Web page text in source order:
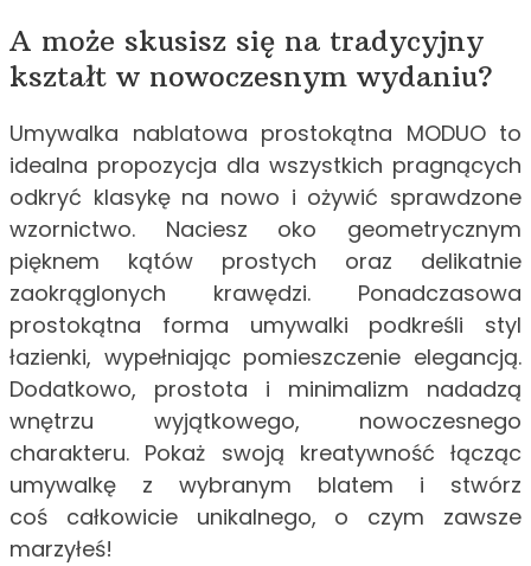
A może skusisz się na tradycyjny
kształt w nowoczesnym wydaniu?
Umywalka nablatowa prostokątna MODUO to
idealna propozycja dla wszystkich pragnących
odkryć klasykę na nowo i ożywić sprawdzone
wzornictwo. Naciesz oko geometrycznym
pięknem kątów prostych oraz delikatnie
zaokrąglonych krawędzi. Ponadczasowa
prostokątna forma umywalki podkreśli styl
łazienki, wypełniając pomieszczenie elegancją.
Dodatkowo, prostota i minimalizm nadadzą
wnętrzu wyjątkowego, nowoczesnego
charakteru. Pokaż swoją kreatywność łącząc
umywalkę z wybranym blatem i stwórz
coś całkowicie unikalnego, o czym zawsze
marzyłeś!